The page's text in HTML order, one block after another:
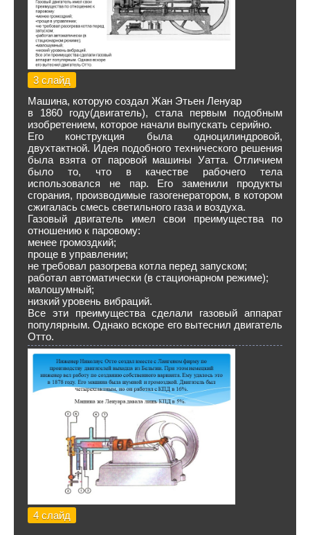
3 слайд
Машина, которую создал Жан Этьен Ленуар
в 1860 году(двигатель), стала первым подобным
изобретением, которое начали выпускать серийно.
Его конструкция была одноцилиндровой,
двухтактной. Идея подобного технического решения
была взята от паровой машины Уатта. Отличием
было то, что в качестве рабочего тела
использовался не пар. Его заменили продукты
сгорания, производимые газогенератором, в котором
сжигалась смесь светильного газа и воздуха.
Газовый двигатель имел свои преимущества по
отношению к паровому:
менее громоздкий;
проще в управлении;
не требовал разогрева котла перед запуском;
работал автоматически (в стационарном режиме);
малошумный;
низкий уровень вибраций.
Все эти преимущества сделали газовый аппарат
популярным. Однако вскоре его вытеснил двигатель
Отто.
4 слайд